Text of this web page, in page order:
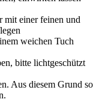
mit einer feinen und
weichen Tuch
bitte lichtgeschützt
Aus diesem Grund so